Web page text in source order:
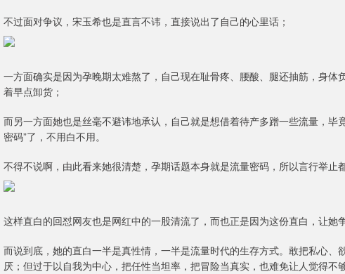
不过面对争议，宋玉希也是直言不讳，直接说出了自己的心里话；
一方面确实是因为孕晚期太难熬了，自己现在耻骨疼、腰酸、腿还抽筋，身
着早点卸货；
而另一方面她也是丝毫不避讳地承认，自己就是想借着待产多蹭一些流量，毕
密码”了，不用白不用。
不得不说啊，由此看来她很清楚，孕期话题本身就是流量密码，所以言行举止
这样直白的回怼网友也是网红中的一股清流了，而也正是因为这份直白，让她
而说到底，她的直白一半是真性情，一半是流量时代的生存方式。敢把私心、
厌；但过于以自我为中心，把任性当坦率，把冒险当真实，也难免让人觉得不